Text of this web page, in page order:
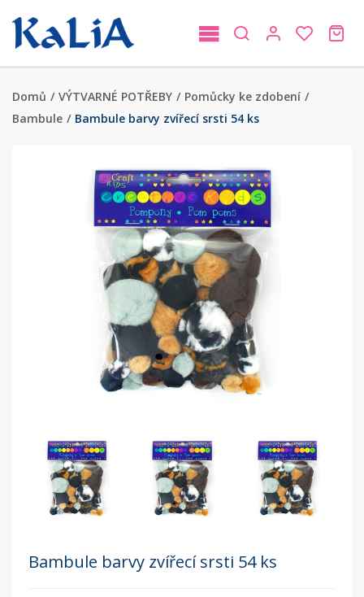
Domů / VÝTVARNÉ POTŘEBY / Pomůcky ke zdobení /
Bambule / Bambule barvy zvířecí srsti 54 ks
Bambule barvy zvířecí srsti 54 ks